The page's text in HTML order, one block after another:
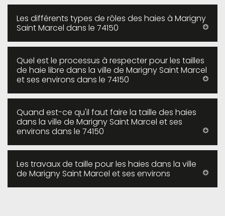
Les différents types de rôles des haies à Marigny
Saint Marcel dans le 74150
Quel est le processus à respecter pour les tailles
de haie libre dans la ville de Marigny Saint Marcel
et ses environs dans le 74150
Quand est-ce qu'il faut faire la taille des haies
dans la ville de Marigny Saint Marcel et ses
environs dans le 74150
Les travaux de taille pour les haies dans la ville
de Marigny Saint Marcel et ses environs